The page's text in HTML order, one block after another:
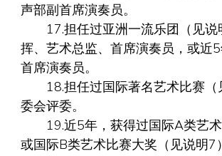
声部副首席演奏员。
17.担任过亚洲一流乐团（见说
挥、艺术总监、首席演奏员，或近
首席演奏员。
18.担任过国际著名艺术比赛（
委会评委。
19.近5年，获得过国际A类艺术
或国际B类艺术比赛大奖（见说明7